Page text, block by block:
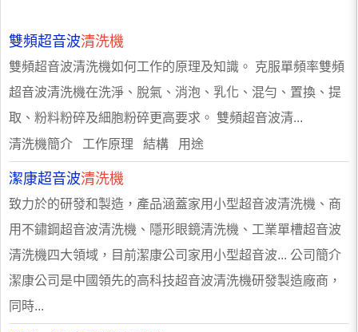
雙頻超音波清洗機
雙頻超音波清洗機如何工作的原理及知識。 克服單頻率雙頻
超音波清洗機在洗淨、脫氣、消泡、乳化、混勻、置換、提
取、粉料粉碎及細胞粉碎更高要求。 雙頻超音波清...
清洗機簡介 工作原理 結構 用途
潔康超音波清洗機
致力於的研發和製造，產品涵蓋家用小型超音波清洗機、商
用不鏽鋼超音波清洗機、隱形眼鏡清洗機、工業單槽超音波
清洗機四大領域，目前潔康公司家用小型超音波... 公司簡介
潔康公司是中國領先的高科技超音波清洗機研發製造廠商，
同時...